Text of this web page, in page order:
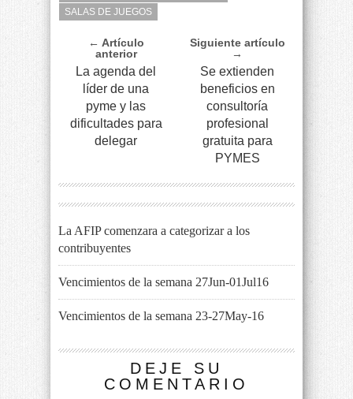
SALAS DE JUEGOS
← Artículo
anterior
La agenda del
líder de una
pyme y las
dificultades para
delegar
Siguiente artículo
→
Se extienden
beneficios en
consultoría
profesional
gratuita para
PYMES
La AFIP comenzara a categorizar a los
contribuyentes
Vencimientos de la semana 27Jun-01Jul16
Vencimientos de la semana 23-27May-16
DEJE SU
COMENTARIO